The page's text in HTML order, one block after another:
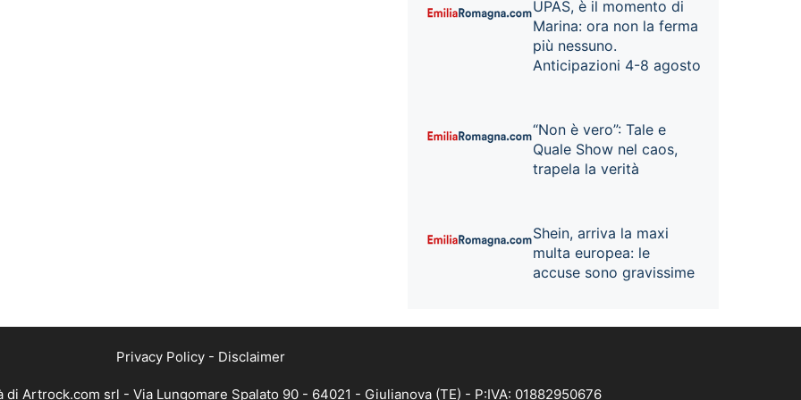
UPAS, è il momento di
Marina: ora non la ferma
più nessuno.
Anticipazioni 4-8 agosto
“Non è vero”: Tale e
Quale Show nel caos,
trapela la verità
Shein, arriva la maxi
multa europea: le
accuse sono gravissime
Privacy Policy- Disclaimer
di Artrock.com srl - Via Lungomare Spalato 90 - 64021 - Giulianova (TE) - P:IVA: 01882950676